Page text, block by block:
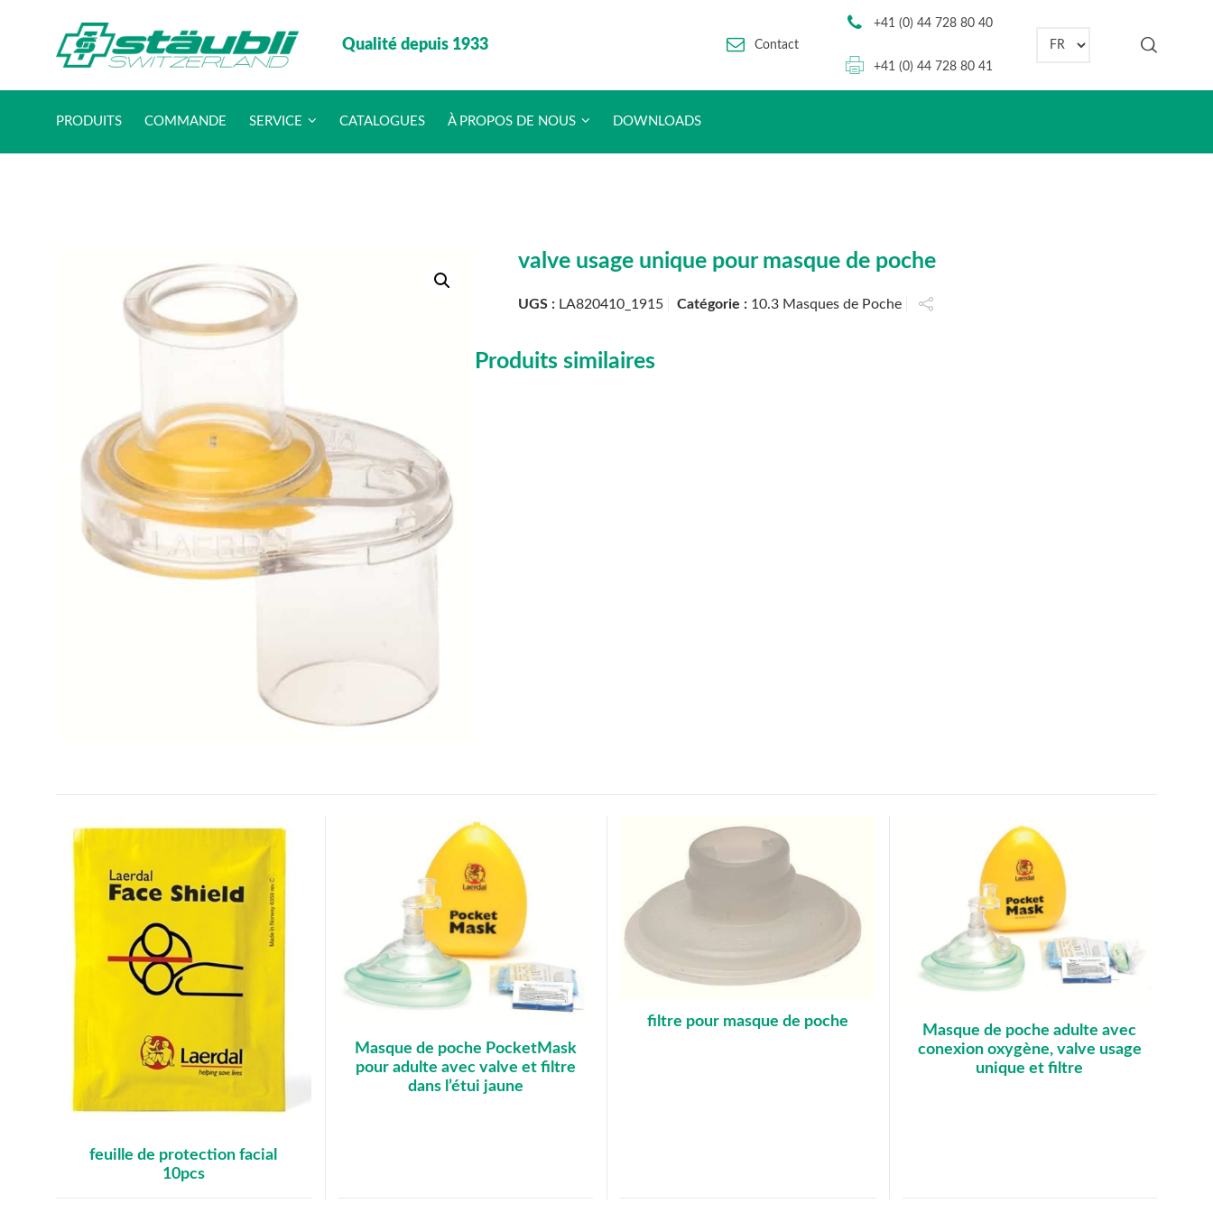
Qualité depuis 1933 Contact
+41 (0) 44 728 80 40
+41 (0) 44 728 80 41
PRODUITS COMMANDE SERVICE CATALOGUES À PROPOS DE NOUS DOWNLOADS
valve usage unique pour masque de poche
UGS : LA820410_1915 Catégorie : 10.3 Masques de Poche
Produits similaires
feuille de protection facial
10pcs
Masque de poche PocketMask
pour adulte avec valve et filtre
dans l’étui jaune
filtre pour masque de poche
Masque de poche adulte avec
conexion oxygène, valve usage
unique et filtre